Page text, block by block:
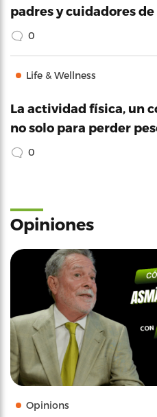
padres y cuidadores
0
Life & Wellness
La actividad física, un
no solo para perder
0
Opiniones
Opinions